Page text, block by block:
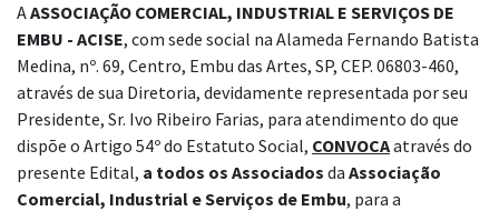
AASSOCIAÇÃO COMERCIAL, INDUSTRIAL E SERVIÇOS DE
EMBU - ACISE, com sede social na Alameda Fernando Batista
Medina, nº. 69, Centro, Embu das Artes, SP, CEP. 06803-460,
através de sua Diretoria, devidamente representada por seu
Presidente, Sr. Ivo Ribeiro Farias, para atendimento do que
dispõe o Artigo 54º do Estatuto Social, CONVOCAatravés do
presente Edital, a todos os Associados da Associação
Comercial, Industrial e Serviços de Embu, para a